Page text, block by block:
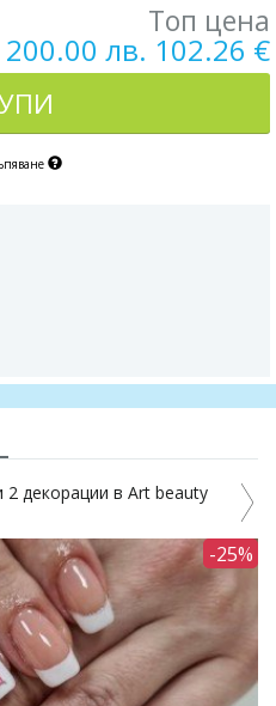
Топ цена
200.00 лв. 102.26 €
2 декорации в Art beauty
-25%